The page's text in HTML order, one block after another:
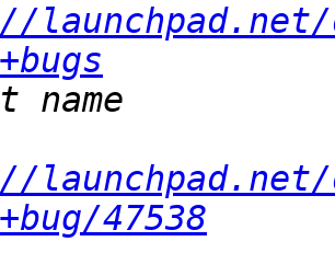
launchpad.net/
launchpad.net/
47538